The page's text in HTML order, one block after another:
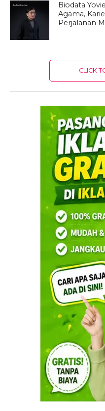
Biodata
Agama,
Perjalanan
CLICK